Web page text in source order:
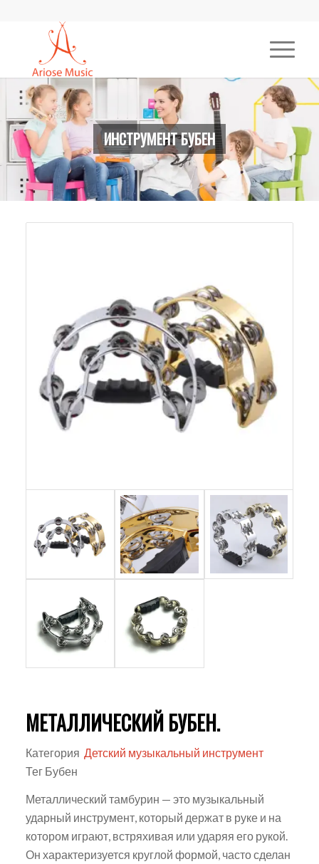
ИНСТРУМЕНТ БУБЕН
МЕТАЛЛИЧЕСКИЙ БУБЕН.
Категория Детский музыкальный инструмент
Тег Бубен
Металлический тамбурин — это музыкальный
ударный инструмент, который держат в руке и на
котором играют, встряхивая или ударяя его рукой.
Он характеризуется круглой формой, часто сделан